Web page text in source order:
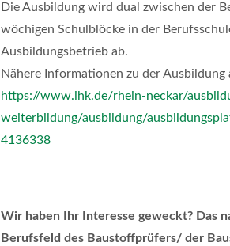
Die Ausbildung wird dual zwischen der
wöchigen Schulblöcke in der
Ausbildungsbetrieb ab.
Nähere Informationen zu der
https://www.ihk.de/rhein-neckar/
weiterbildung/ausbildung/
4136338
Wir haben Ihr Interesse geweckt? Das
Berufsfeld des Baustoffprüfers/ der